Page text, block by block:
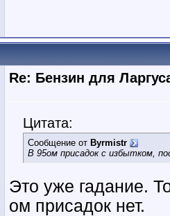
Re: Бензин для
Цитата:
Сообщение от Byrmistr
В 95ом присадок с избытком,
Это уже гадание.
ом присадок нет.